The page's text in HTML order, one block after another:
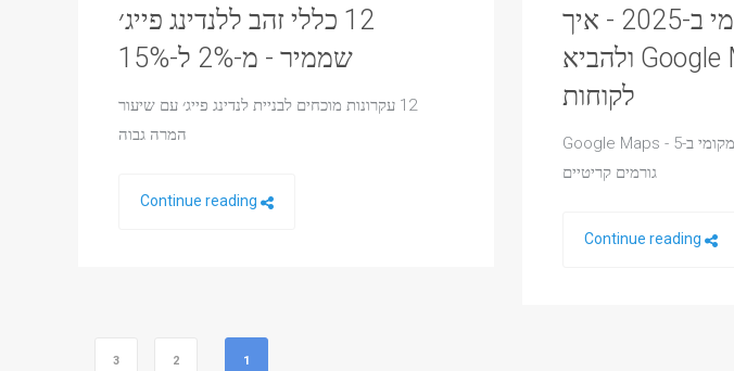
SEO מקומי ב-2025 - איך
לעלות ב-Google Maps ולהביא
לקוחות
מדריך מלא לדירוג עסק מקומי ב-Google Maps - 5
גורמים קריטיים
12 כללי זהב ללנדינג פייג׳
שממיר - מ-2% ל-15%
12 עקרונות מוכחים לבניית לנדינג פייג׳ עם שיעור
המרה גבוה
Continue reading
1
2
3